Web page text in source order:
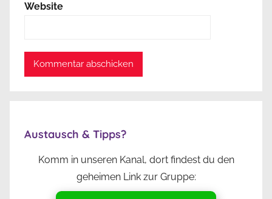
Website
Austausch & Tipps?
Komm in unseren Kanal, dort findest du den
geheimen Link zur Gruppe: